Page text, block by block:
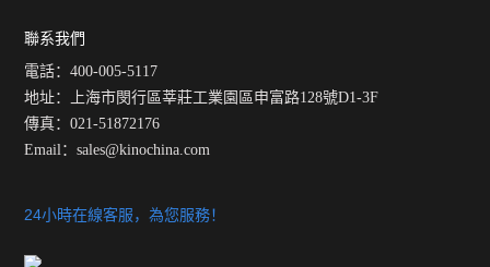
聯系我們
電話：400-005-5117
地址：上海市閔行區莘莊工業園區申富路128號D1-3F
傳真：021-51872176
Email：sales@kinochina.com
24小時在線客服，為您服務！